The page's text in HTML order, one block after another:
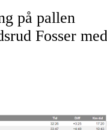
på pallen
Fosser med